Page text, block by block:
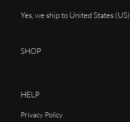
Yes, we ship to United States (US)
SHOP
HELP
Privacy Policy